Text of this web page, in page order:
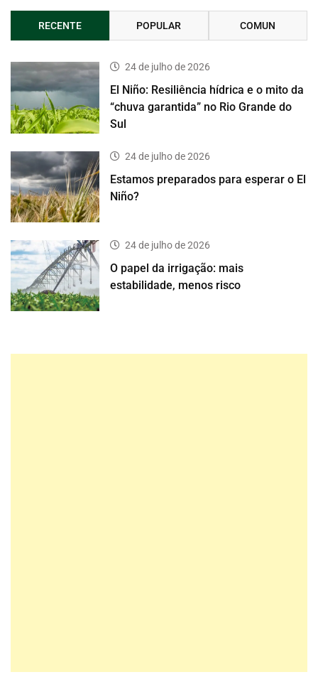
RECENTE POPULAR COMUN
24 de julho de 2026
El Niño: Resiliência hídrica e o mito da
“chuva garantida” no Rio Grande do
Sul
24 de julho de 2026
Estamos preparados para esperar o El
Niño?
24 de julho de 2026
O papel da irrigação: mais
estabilidade, menos risco